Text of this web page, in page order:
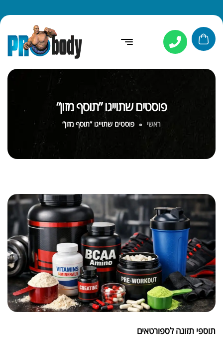
פוסטים שתוייגו ”תוסף מזון“
ראשי פוסטים שתוייגו ”תוסף מזון“
תוספי תזונה לספורטאים